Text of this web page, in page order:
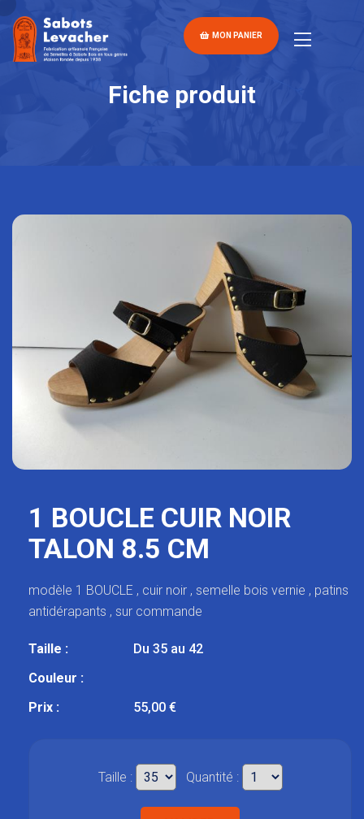
MON PANIER
Fiche produit
1 BOUCLE CUIR NOIR
TALON 8.5 CM
modèle 1 BOUCLE , cuir noir , semelle bois vernie , patins
antidérapants , sur commande
Taille :
Du 35 au 42
Couleur :
Prix :
55,00 €
Taille : Quantité :